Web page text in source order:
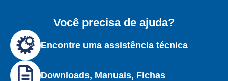
Você precisa de ajuda?
Encontre uma assistência técnica
Downloads, Manuais, Fichas